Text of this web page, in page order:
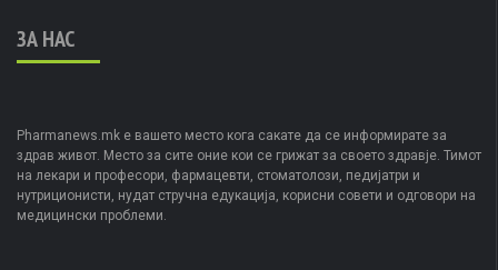
ЗА НАС
Pharmanews.mk е вашето место кога сакате да се информирате за
здрав живот. Место за сите оние кои се грижат за своето здравје. Тимот
на лекари и професори, фармацевти, стоматолози, педијатри и
нутриционисти, нудат стручна едукација, корисни совети и одговори на
медицински проблеми.